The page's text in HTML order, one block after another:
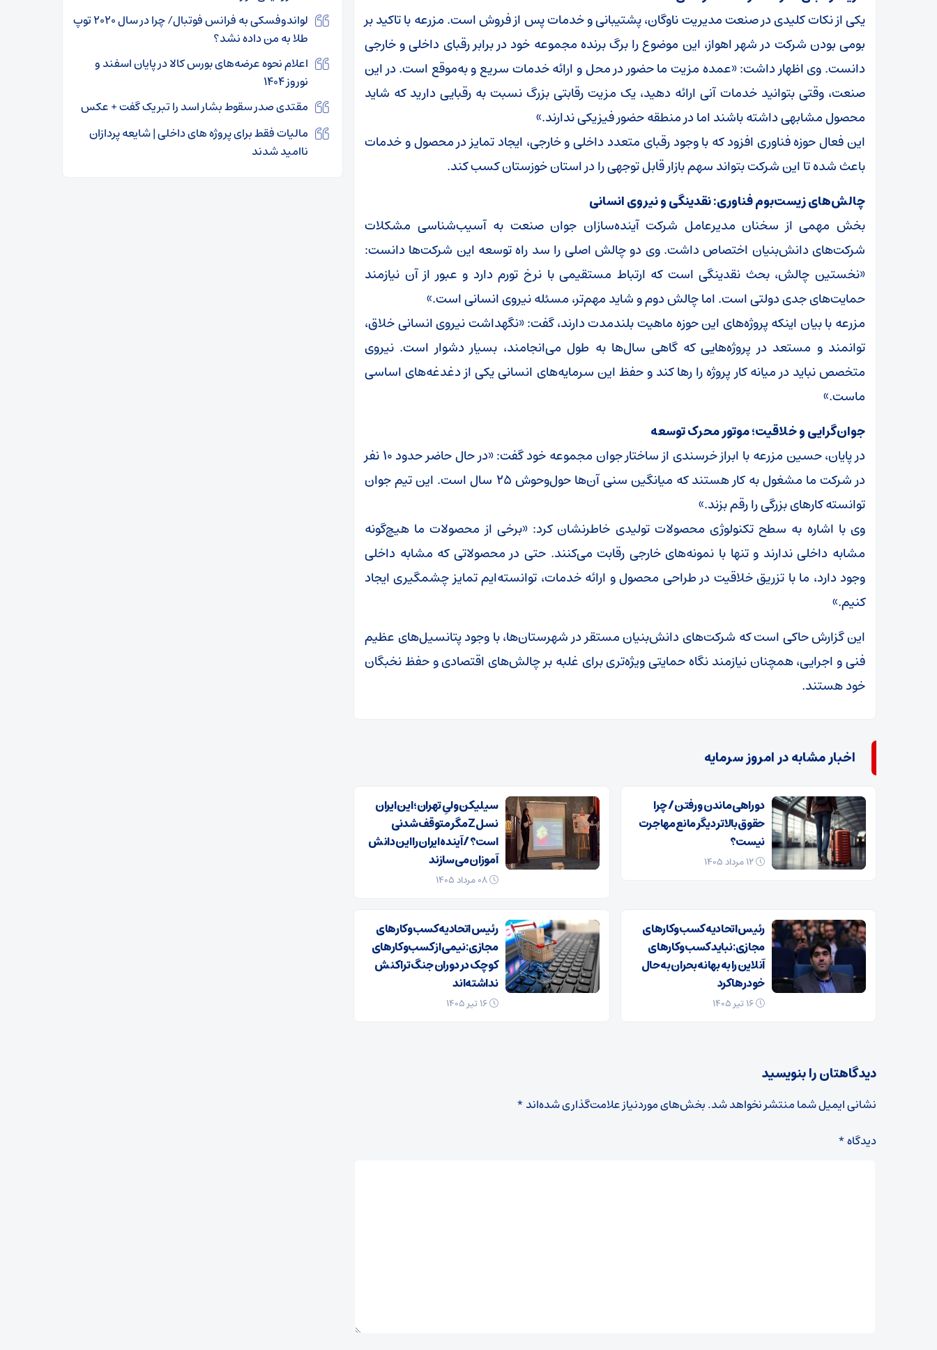
یکی از نکات کلیدی در صنعت مدیریت ناوگان، پشتیبانی و خدمات پس از فروش است. مزرعه با تاکید بر
بومی بودن شرکت در شهر اهواز، این موضوع را برگ برنده مجموعه خود در برابر رقبای داخلی و خارجی
دانست. وی اظهار داشت: «عمده مزیت ما حضور در محل و ارائه خدمات سریع و به‌موقع است. در این
صنعت، وقتی بتوانید خدمات آنی ارائه دهید، یک مزیت رقابتی بزرگ نسبت به رقبایی دارید که شاید
محصول مشابهی داشته باشند اما در منطقه حضور فیزیکی ندارند.»
این فعال حوزه فناوری افزود که با وجود رقبای متعدد داخلی و خارجی، ایجاد تمایز در محصول و خدمات
باعث شده تا این شرکت بتواند سهم بازار قابل توجهی را در استان خوزستان کسب کند.
چالش‌های زیست‌بوم فناوری: نقدینگی و نیروی انسانی
بخش مهمی از سخنان مدیرعامل شرکت آینده‌سازان جوان صنعت به آسیب‌شناسی مشکلات
شرکت‌های دانش‌بنیان اختصاص داشت. وی دو چالش اصلی را سد راه توسعه این شرکت‌ها دانست:
«نخستین چالش، بحث نقدینگی است که ارتباط مستقیمی با نرخ تورم دارد و عبور از آن نیازمند
حمایت‌های جدی دولتی است. اما چالش دوم و شاید مهم‌تر، مسئله نیروی انسانی است.»
مزرعه با بیان اینکه پروژه‌های این حوزه ماهیت بلندمدت دارند، گفت: «نگهداشت نیروی انسانی خلاق،
توانمند و مستعد در پروژه‌هایی که گاهی سال‌ها به طول می‌انجامند، بسیار دشوار است. نیروی
متخصص نباید در میانه کار پروژه را رها کند و حفظ این سرمایه‌های انسانی یکی از دغدغه‌های اساسی
ماست.»
جوان‌گرایی و خلاقیت؛ موتور محرک توسعه
در پایان، حسین مزرعه با ابراز خرسندی از ساختار جوان مجموعه خود گفت: «در حال حاضر حدود ۱۰ نفر
در شرکت ما مشغول به کار هستند که میانگین سنی آن‌ها حول‌وحوش ۲۵ سال است. این تیم جوان
توانسته کارهای بزرگی را رقم بزند.»
وی با اشاره به سطح تکنولوژی محصولات تولیدی خاطرنشان کرد: «برخی از محصولات ما هیچ‌گونه
مشابه داخلی ندارند و تنها با نمونه‌های خارجی رقابت می‌کنند. حتی در محصولاتی که مشابه داخلی
وجود دارد، ما با تزریق خلاقیت در طراحی محصول و ارائه خدمات، توانسته‌ایم تمایز چشمگیری ایجاد
کنیم.»
این گزارش حاکی است که شرکت‌های دانش‌بنیان مستقر در شهرستان‌ها، با وجود پتانسیل‌های عظیم
فنی و اجرایی، همچنان نیازمند نگاه حمایتی ویژه‌تری برای غلبه بر چالش‌های اقتصادی و حفظ نخبگان
خود هستند.
اخبار مشابه در امروز سرمایه
دوراهی ماندن و رفتن / چرا
حقوق بالاتر دیگر مانع مهاجرت
نیست؟
سیلیکن ولیِ تهران؛ این ایران
نسل Z مگر متوقف شدنی
است؟ / آینده ایران را این دانش
آموزان می سازند
۰۸ مرداد ۱۴۰۵
رئیس اتحادیه کسب‌وکارهای
مجازی: نباید کسب‌وکارهای
آنلاین را به بهانه بحران به حال
خود رها کرد
رئیس اتحادیه کسب‌وکارهای
مجازی: نیمی از کسب‌وکارهای
کوچک در دوران جنگ‌ تراکنش
نداشته‌اند
۱۶ تیر ۱۴۰۵
دیدگاهتان را بنویسید
نشانی ایمیل شما منتشر نخواهد شد.بخش‌های موردنیاز علامت‌گذاری شده‌اند*
دیدگاه*
لواندوفسکی به فرانس فوتبال/ چرا در سال ۲۰۲۰ توپ
طلا به من داده نشد؟
اعلام نحوه عرضه‌های بورس کالا در پایان اسفند و
نوروز ۱۴۰۴
مقتدی صدر سقوط بشار اسد را تبریک گفت + عکس
مالیات فقط برای پروژه‌ های داخلی | شایعه‌ پردازان
ناامید شدند